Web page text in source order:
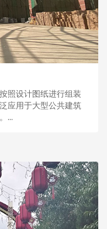
照设计图纸进行组装
应用于大型公共建筑
...